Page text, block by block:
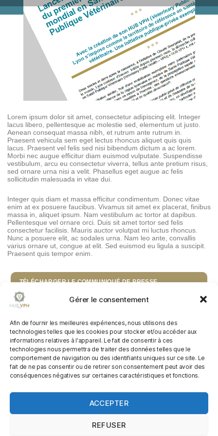
Gérer le consentement
Afin de fournir les meilleures expériences, nous utilisons des
technologies telles que les cookies pour stocker et/ou accéder aux
informations relatives à l'appareil. Le fait de consentir à ces
technologies nous permettra de traiter des données telles que le
comportement de navigation ou des identifiants uniques sur ce site. Le
fait de ne pas consentir ou de retirer son consentement peut avoir des
conséquences négatives sur certaines caractéristiques et fonctions.
ACCEPTER
REFUSER
Lorem ipsum dolor sit amet, consectetur adipiscing elit. Integer
lacus libero, pellentesque ac molestie sed, elementum ut justo.
Aenean consequat massa nibh, et rutrum ante rutrum in.
Praesent vehicula sem eget lectus rhoncus aliquet quis quis
lacus. Praesent vel felis sed nisi bibendum dictum a ac lorem.
Morbi nec augue efficitur diam euismod vulputate. Suspendisse
vestibulum, arcu eu consectetur viverra, tellus ante pretium risus,
sed ornare urna nisi a velit. Phasellus eget augue ac felis
sollicitudin malesuada in vitae dui.
Integer quis diam et massa efficitur condimentum. Donec vitae
enim at ex posuere faucibus. Vivamus sit amet ex placerat, finibus
massa in, aliquet ipsum. Nam vestibulum ac tortor at dapibus.
Pellentesque vel ornare orci. Duis sit amet tortor sed felis
consectetur facilisis. Mauris auctor volutpat mi luctus rhoncus.
Nunc a posuere elit, ac sodales urna. Nam leo ante, convallis
varius ornare ut, congue at elit. Sed euismod eu ligula a suscipit.
Praesent quis tempor enim.
TÉLÉCHARGER LE COMMUNIQUÉ DE PRESSE
LYON, BERCEAU DE
L’INFECTIOLOGIE, DE LA
VACCINOLOGIE ET DE LA SANTÉ
PUBLIQUE
> OFFRES DE RECRUTEMENT
Photos : Gettyimages, Istock,
LinkedinTwitter